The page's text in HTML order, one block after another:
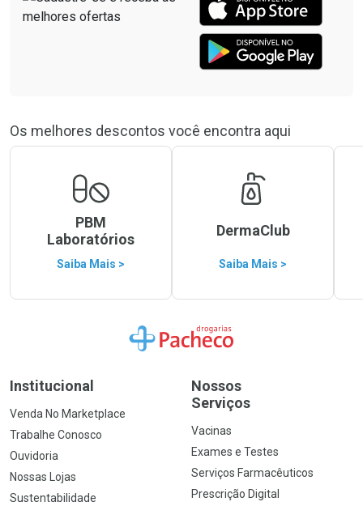
Os melhores descontos você encontra aqui
PBM
Laboratórios
Saiba Mais >
DermaClub
Saiba Mais >
Ir para a Home
Institucional
Venda No Marketplace
Trabalhe Conosco
Ouvidoria
Nossas Lojas
Sustentabilidade
Nossos
Serviços
Vacinas
Exames e Testes
Serviços Farmacêuticos
Prescrição Digital